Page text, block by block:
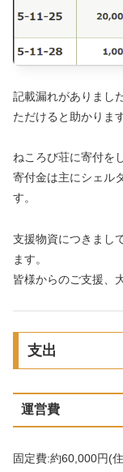
記載漏れがありまし
ただけると助かります
ねころび荘に寄付を
寄付金は主にシェル
す。
支援物資につきまし
ます。
皆様からのご支援、
支出
運営費
固定費:約60,000円(